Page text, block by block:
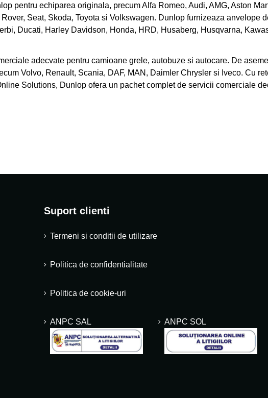
pentru echiparea originala, precum Alfa Romeo, Audi, AMG, Aston
Seat, Skoda, Toyota si Volkswagen. Dunlop furnizeaza anvelope
Ducati, Harley Davidson, Honda, HRD, Husaberg, Husqvarna,
adecvate pentru camioane grele, autobuze si autocare. De
Volvo, Renault, Scania, DAF, MAN, Daimler Chrysler si Iveco. Cu
Solutions, Dunlop ofera un pachet complet de servicii comerciale
Suport clienti
Termeni si conditii de utilizare
Politica de confidentialitate
Politica de cookie-uri
ANPC SAL ANPC SOL